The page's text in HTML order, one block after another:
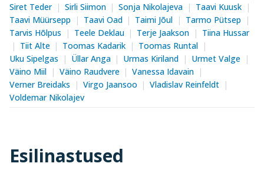
Siret Teder
Sirli Siimon Sonja Nikolajeva
Taavi Kuusk
Taavi Müürsepp
Taavi Oad Taimi Jõul
Tarmo Pütsep
Tarvis Hõlpus
Teele Deklau Terje Jaakson
Tiina Hussar
Tiit Alte
Toomas Kadarik
Toomas Runtal
Uku Sipelgas
Üllar Anga Urmas Kiriland
Urmet Valge
Väino Miil
Väino Raudvere
Vanessa Idavain
Verner Breidaks
Virgo Jaansoo
Vladislav Reinfeldt
Voldemar Nikolajev
Esilinastused